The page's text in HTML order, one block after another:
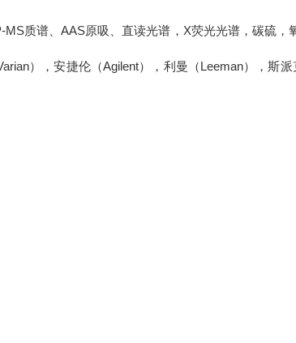
、AAS原吸、直读光谱，X荧光光谱，碳硫，
），安捷伦（Agilent），利曼（Leeman），斯派